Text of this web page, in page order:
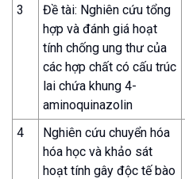
3
Đề tài: Nghiên cứu tổng
hợp và đánh giá hoạt
tính chống ung thư của
các hợp chất có cấu trúc
lai chứa khung 4-
aminoquinazolin
4
Nghiên cứu chuyển hóa
hóa học và khảo sát
hoạt tính gây độc tế bào